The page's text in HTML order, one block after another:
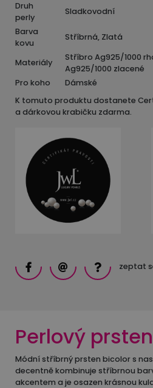
Druh
perly
Sladkovodní
Barva
kovu
Stříbrná, Zlatá
Materiály
Stříbro Ag925/1000
Ag925/1000 zlacené
Pro koho
Dámské
K tomuto produktu dostanete
a dárkovou krabičku zdarma.
zeptat
Perlový
Módní stříbrný prsten bicolor s
decentně kombinuje stříbrnou
akcentem a je osazen krásnou